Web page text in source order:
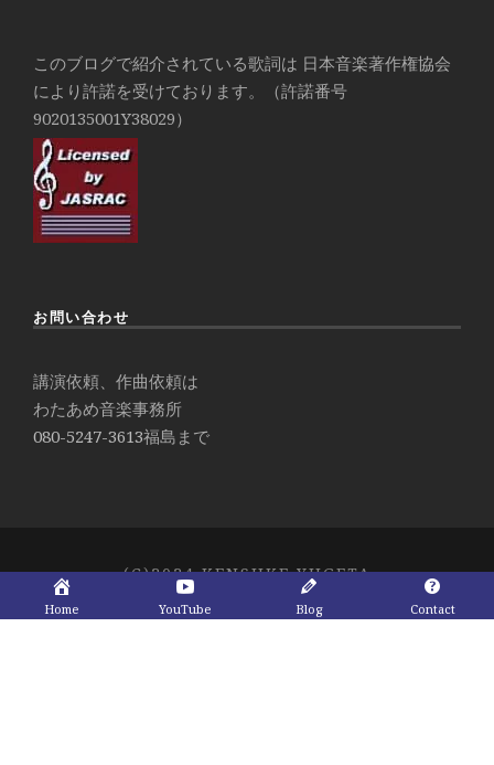
このブログで紹介されている歌詞は 日本音楽著作権協会
により許諾を受けております。（許諾番号
9020135001Y38029）
お問い合わせ
講演依頼、作曲依頼は
わたあめ音楽事務所
080-5247-3613福島まで
(C)2024 KENSUKE YUGETA
Home YouTube Blog Contact